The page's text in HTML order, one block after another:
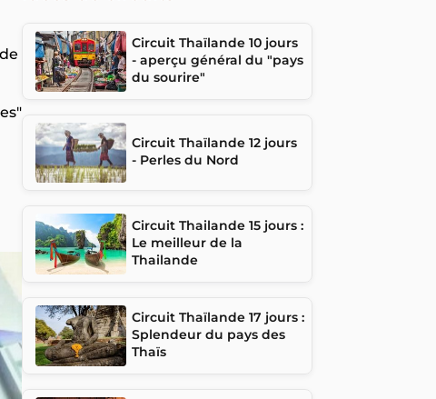
Circuit Thaïlande 10 jours
- aperçu général du "pays
du sourire"
Circuit Thaïlande 12 jours
- Perles du Nord
Circuit Thailande 15 jours :
Le meilleur de la
Thailande
Circuit Thaïlande 17 jours :
Splendeur du pays des
Thaïs